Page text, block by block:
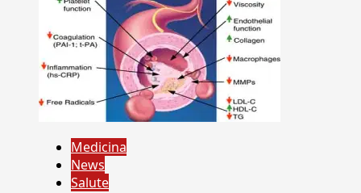
Medicina
News
Salute